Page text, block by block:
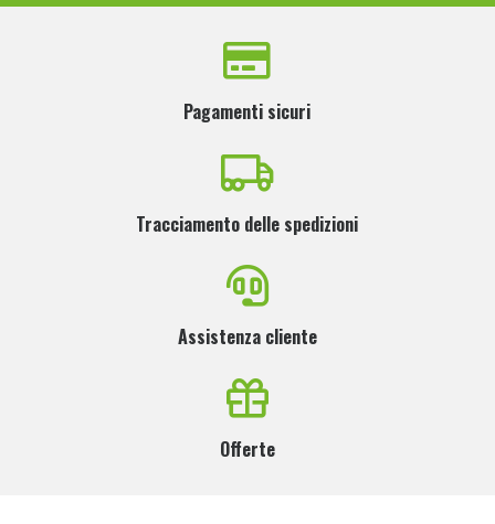
Pagamenti sicuri
Tracciamento delle spedizioni
Assistenza cliente
Offerte